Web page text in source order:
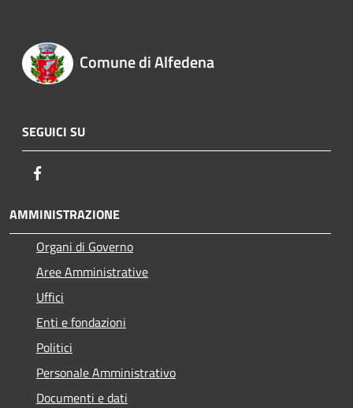
Comune di Alfedena
SEGUICI SU
AMMINISTRAZIONE
Organi di Governo
Aree Amministrative
Uffici
Enti e fondazioni
Politici
Personale Amministrativo
Documenti e dati